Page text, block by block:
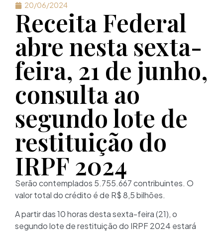
20/06/2024
Receita Federal
abre nesta sexta-
feira, 21 de junho,
consulta ao
segundo lote de
restituição do
IRPF 2024
Serão contemplados 5.755.667 contribuintes. O
valor total do crédito é de R$ 8,5 bilhões.
A partir das 10 horas desta sexta-feira (21), o
segundo lote de restituição do IRPF 2024 estará